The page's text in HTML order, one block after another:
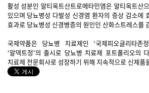
활성 성분인 알티옥트산트로메타민염은 알티옥트산
있으며 당뇨병성 다발성 신경염 환자의 증상 감소에
효과로 당뇨병성 신경병증의 원인인 산화스트레스를
국제약품은 당뇨병 치료제인 ‘국제피오글리타존
‘알덱트정’의 출시로 당뇨병 치료제 포트폴리오의
치료제 전문회사로 성장하기 위해 지속적으로 신제품